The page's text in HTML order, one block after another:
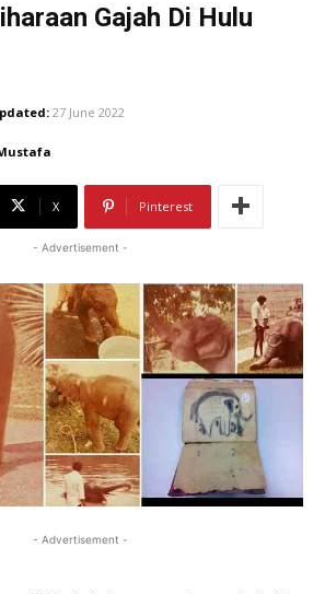
Gajah Di Hulu
27 June 2022
X Pinterest
- Advertisement -
- Advertisement -